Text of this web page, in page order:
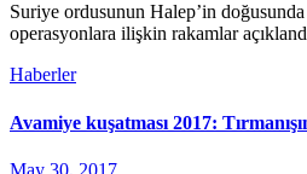
Suriye ordusunun Halep’in doğusunda
operasyonlara ilişkin rakamlar
Haberler
Avamiye kuşatması 2017:
May 30, 2017